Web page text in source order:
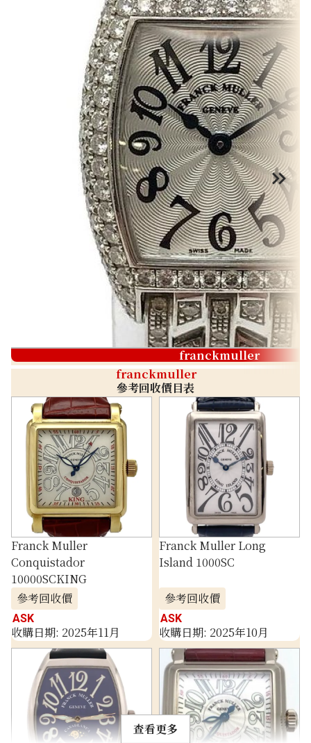
franckmuller
franckmuller
參考回收價目表
Franck Muller
Conquistador
10000SCKING
參考回收價
ASK
收購日期: 2025年11月
Franck Muller Long
Island 1000SC
參考回收價
ASK
收購日期: 2025年10月
查看更多